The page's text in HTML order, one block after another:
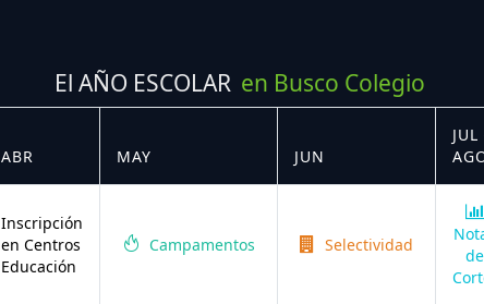
El AÑO ESCOLAR en Busco Colegio
ABR MAY JUN
JUL
Inscripción
en Centros
Educación
Campamentos Selectividad
de